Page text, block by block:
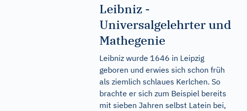
Leibniz -
Universalgelehrter und
Mathegenie
Leibniz wurde 1646 in Leipzig
geboren und erwies sich schon früh
als ziemlich schlaues Kerlchen. So
brachte er sich zum Beispiel bereits
mit sieben Jahren selbst Latein bei,